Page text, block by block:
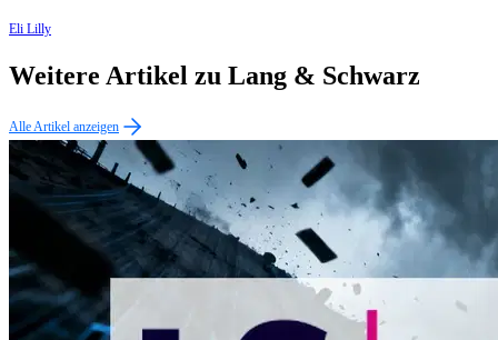
Eli Lilly
Weitere Artikel zu Lang & Schwarz
Alle Artikel anzeigen